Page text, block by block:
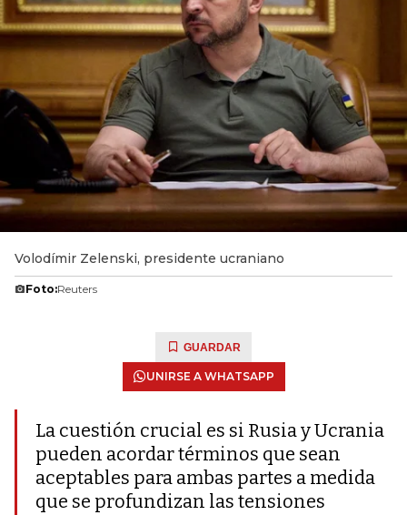
Volodímir Zelenski, presidente ucraniano
Foto:Reuters
GUARDAR
UNIRSE A WHATSAPP
La cuestión crucial es si Rusia y Ucrania
pueden acordar términos que sean
aceptables para ambas partes a medida
que se profundizan las tensiones